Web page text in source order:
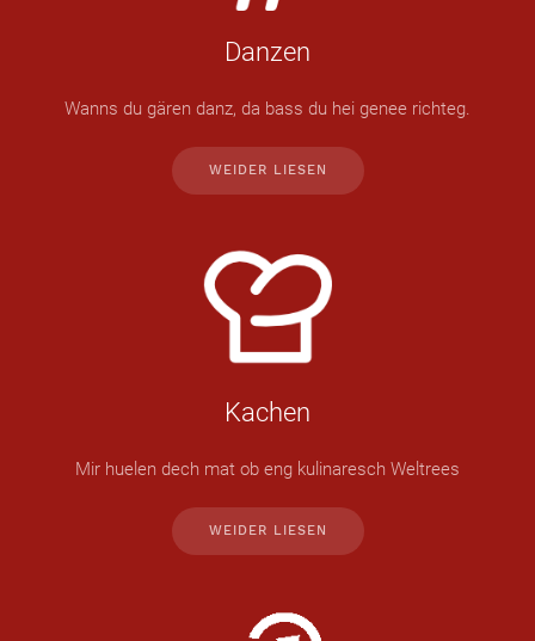
Danzen
Wanns du gären danz, da bass du hei genee richteg.
WEIDER LIESEN
Kachen
Mir huelen dech mat ob eng kulinaresch Weltrees
WEIDER LIESEN